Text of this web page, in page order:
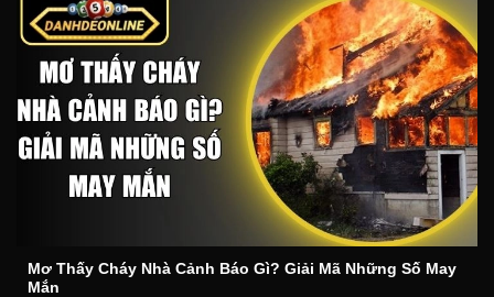
Mơ Thấy Cháy Nhà Cảnh Báo Gì? Giải Mã Những Số May
Mắn